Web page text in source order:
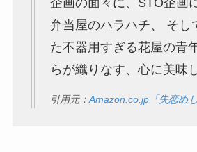
企画の面々に、STO企画
弁当屋のハラハチ、 そし
た不器用すぎる花屋の青
らが織りなす、心に美味
引用元： Amazon.co.jp「失恋めし